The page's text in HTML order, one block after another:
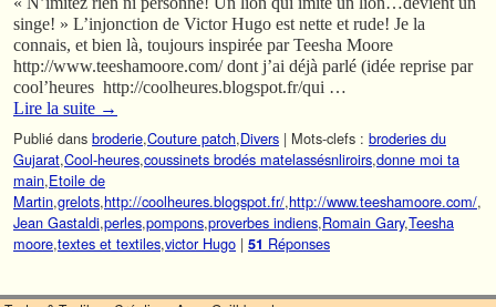
singe! » L’injonction de Victor Hugo est nette et rude! Je la
connais, et bien là, toujours inspirée par Teesha Moore
http://www.teeshamoore.com/ dont j’ai déjà parlé (idée reprise par
cool’heures http://coolheures.blogspot.fr/qui …
Lire la suite →
Publié dans broderie,Couture patch,Divers | Mots-clefs : broderies du
Gujarat,Cool-heures,coussinets brodés matelassésnliroirs,donne moi ta
main,Etoile de
Martin,grelots,http://coolheures.blogspot.fr/,http://www.teeshamoore.com/,
Jean Gastaldi,perles,pompons,proverbes indiens,Romain Gary,Teesha
moore,textes et textiles,victor Hugo | 51 Réponses